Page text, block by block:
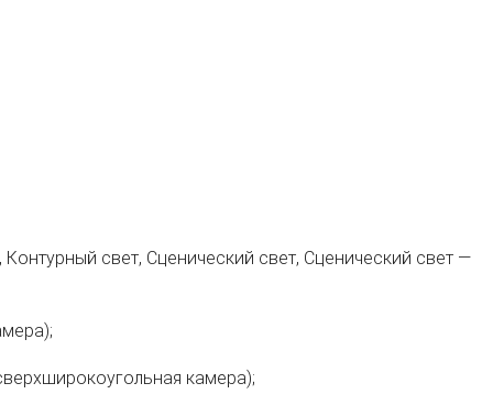
свет, Сценический свет, Сценический свет —
камера);